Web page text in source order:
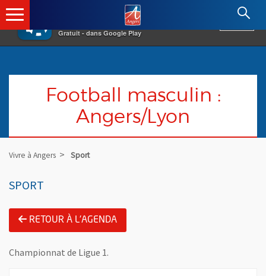
×
Gratuit - dans Google Play
Angers.fr : Retour à l'accueil
Football masculin :
Angers/Lyon
Vivre à Angers Sport
SPORT
RETOUR À L'AGENDA
Championnat de Ligue 1.